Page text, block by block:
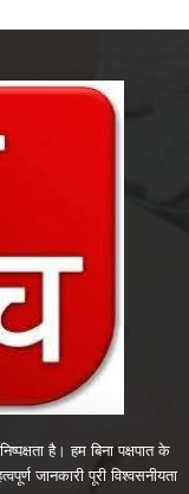
है। हम बिना पक्षपात के
जानकारी पूरी विश्वसनीयता